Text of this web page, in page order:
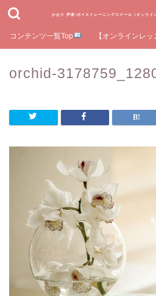
かおり 声楽•ボイストレーニングスクール（オンライ
コンテンツ一覧Top 【オンラインレ
orchid-